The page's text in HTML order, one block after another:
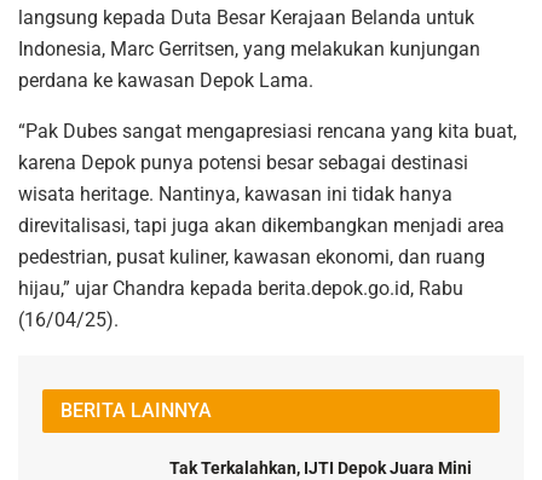
langsung kepada Duta Besar Kerajaan Belanda untuk
Indonesia, Marc Gerritsen, yang melakukan kunjungan
perdana ke kawasan Depok Lama.
“Pak Dubes sangat mengapresiasi rencana yang kita buat,
karena Depok punya potensi besar sebagai destinasi
wisata heritage. Nantinya, kawasan ini tidak hanya
direvitalisasi, tapi juga akan dikembangkan menjadi area
pedestrian, pusat kuliner, kawasan ekonomi, dan ruang
hijau,” ujar Chandra kepada berita.depok.go.id, Rabu
(16/04/25).
BERITA LAINNYA
Tak Terkalahkan, IJTI Depok Juara Mini